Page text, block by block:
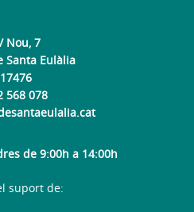
Nou, 7
Santa Eulàlia
17476
568 078
de 9:00h a 14:00h
suport de: